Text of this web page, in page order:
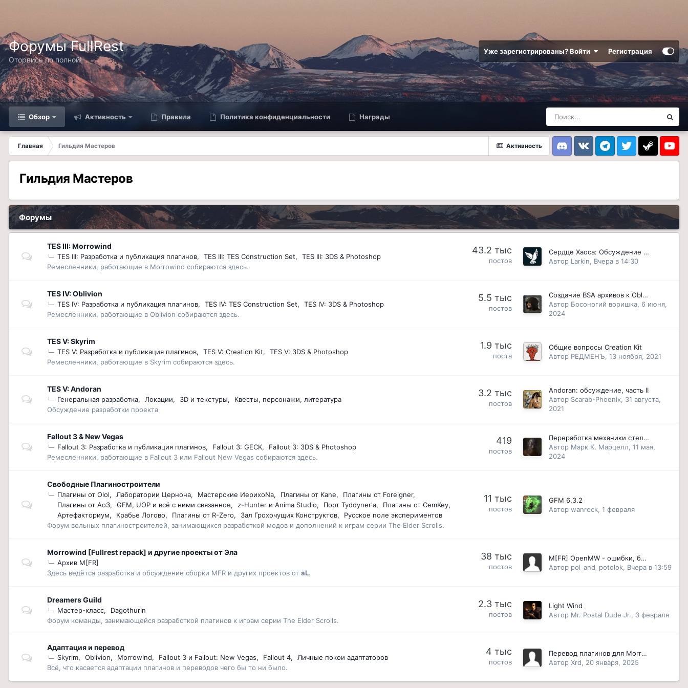
Форумы FullRest
Оторвись по полной!
Уже зарегистрированы? Войти Регистрация
Обзор Активность Правила Политика конфиденциальности Награды
Активность
Главная
Гильдия Мастеров
DiscordVK TelegramTwitter Steam
Гильдия Мастеров
Форумы
TES III: Morrowind
TES III: Разработка и публикация плагинов TES III: TES Construction Set
TES III: 3DS & Photoshop
Ремесленники, работающие в Morrowind собираются здесь.
43.2 тыс
постов
Сердце Хаоса: Обсуждение версий 2.0+
Автор Larkin, Вчера в 14:30
TES IV: Oblivion
TES IV: Разработка и публикация плагинов TES IV: TES Construction Set
TES IV: 3DS & Photoshop
Ремесленники, работающие в Oblivion собираются здесь.
5.5 тыс
постов
Создание BSA архивов к Oblivion
Автор Босоногий воришка, 6 июня,
2024
TES V: Skyrim
TES V: Разработка и публикация плагинов TES V: Creation Kit
TES V: 3DS & Photoshop
Ремесленники, работающие в Skyrim собираются здесь.
1.9 тыс
поста
Общие вопросы Creation Kit
Автор РЕДМЕНЪ,13 ноября, 2021
TES V: Andoran
Генеральная разработка Локации 3D и текстуры
Квесты, персонажи, литература
Обсуждение разработки проекта
3.2 тыс
постов
Andoran: обсуждение, часть II
Автор Scarab-Phoenix, 31 августа,
2021
Fallout 3 & New Vegas
Fallout 3: Разработка и публикация плагинов Fallout 3: GECK
Fallout 3: 3DS & Photoshop
Ремесленники, работающие в Fallout 3 или Fallout New Vegas собираются здесь.
419
постов
Переработка механики стелс-боев (обсуждение)
Автор Марк К. Марцелл,11 мая,
2024
Свободные Плагиностроители
Плагины от Olol Лаборатории Цернона Мастерские ИерихоNa Плагины от Kane
Плагины от Foreigner
Плагины от Ao3
GFM, UOP и всё с ними связанное z-Hunter и Anima Studio Порт Tyddyner'а
Плагины от CemKey
Артефакториум
Крабье Логово Плагины от R-Zero Зал Грохочущих Конструктов
Русское поле экспериментов
Форум вольных плагиностроителей, занимающихся разработкой модов и дополнений к играм серии The Elder Scrolls.
11 тыс
постов
GFM 6.3.2
Авторwanrock,1 февраля
Morrowind [Fullrest repack] и другие проекты от Эла
Архив M[FR]
Здесь ведётся разработка и обсуждение сборки MFR и других проектов от aL.
38 тыс
постов
M[FR] OpenMW - ошибки, баги, багрепорты
Автор pol_and_potolok, Вчера в 13:59
Dreamers Guild
Мастер-класс
Dagothurin
Форум команды, занимающейся разработкой плагинов к играм серии The Elder Scrolls.
2.3 тыс
постов
Light Wind
Автор Mr. Postal Dude Jr., 3 февраля
Адаптация и перевод
Skyrim Oblivion Morrowind Fallout 3 и Fallout: New Vegas Fallout 4
Личные покои адаптаторов
Всё, что касается адаптации плагинов и переводов чего бы то ни было.
4 тыс
постов
Перевод плагинов для Morrowind - подробное руководство
АвторXrd, 20 января, 2025